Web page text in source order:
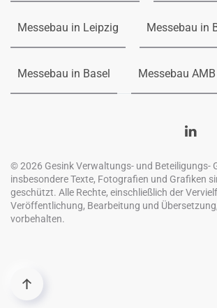
Messebau in Leipzig Messebau in
Messebau in Basel Messebau
©2026 Gesink Verwaltungs- und Beteiligungs-
insbesondere Texte, Fotografien und Grafiken
geschützt. Alle Rechte, einschließlich der
Veröffentlichung, Bearbeitung und
vorbehalten.